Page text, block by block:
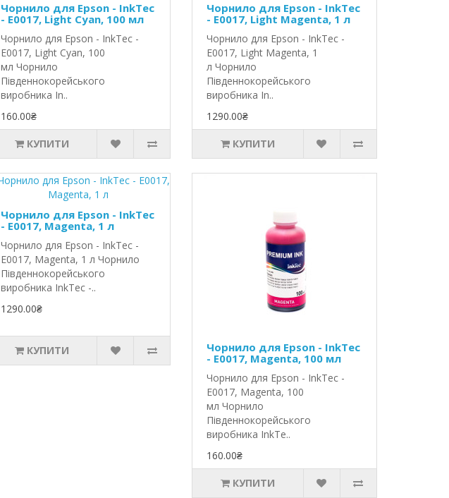
Чорнило для Epson - InkTec
- E0017, Light Cyan, 100 мл
Чорнило для Epson - InkTec -
E0017, Light Cyan, 100
мл Чорнило
Південнокорейського
виробника In..
160.00₴
КУПИТИ
Чорнило для Epson - InkTec
- E0017, Light Magenta, 1 л
Чорнило для Epson - InkTec -
E0017, Light Magenta, 1
л Чорнило
Південнокорейського
виробника In..
1290.00₴
КУПИТИ
Чорнило для Epson - InkTec
- E0017, Magenta, 1 л
Чорнило для Epson - InkTec -
E0017, Magenta, 1 л Чорнило
Південнокорейського
виробника InkTec -..
1290.00₴
КУПИТИ
Чорнило для Epson - InkTec
- E0017, Magenta, 100 мл
Чорнило для Epson - InkTec -
E0017, Magenta, 100
мл Чорнило
Південнокорейського
виробника InkTe..
160.00₴
КУПИТИ